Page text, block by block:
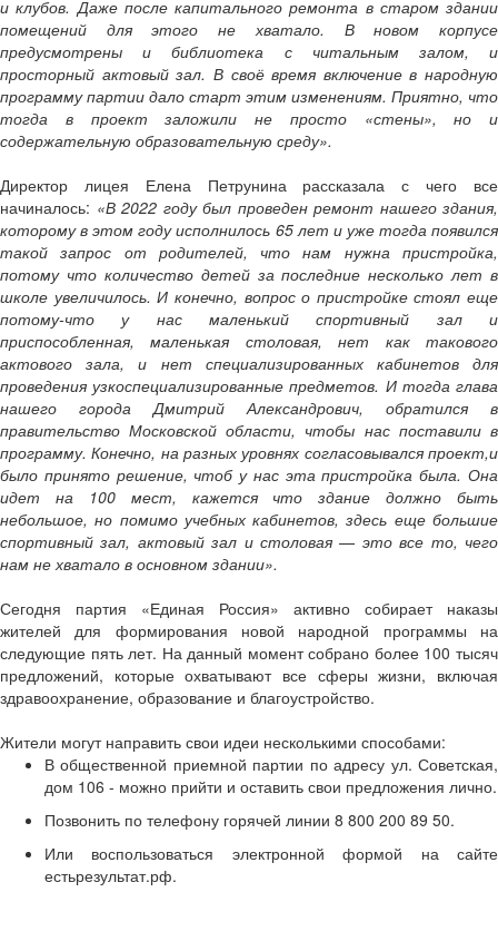
и клубов. Даже после капитального ремонта в старом здании
помещений для этого не хватало. В новом корпусе
предусмотрены и библиотека с читальным залом, и
просторный актовый зал. В своё время включение в народную
программу партии дало старт этим изменениям. Приятно, что
тогда в проект заложили не просто «стены», но и
содержательную образовательную среду».
Директор лицея Елена Петрунина рассказала с чего все
начиналось: «В 2022 году был проведен ремонт нашего здания,
которому в этом году исполнилось 65 лет и уже тогда появился
такой запрос от родителей, что нам нужна пристройка,
потому что количество детей за последние несколько лет в
школе увеличилось. И конечно, вопрос о пристройке стоял еще
потому-что у нас маленький спортивный зал и
приспособленная, маленькая столовая, нет как такового
актового зала, и нет специализированных кабинетов для
проведения узкоспециализированные предметов. И тогда глава
нашего города Дмитрий Александрович, обратился в
правительство Московской области, чтобы нас поставили в
программу. Конечно, на разных уровнях согласовывался проект,и
было принято решение, чтоб у нас эта пристройка была. Она
идет на 100 мест, кажется что здание должно быть
небольшое, но помимо учебных кабинетов, здесь еще большие
спортивный зал, актовый зал и столовая — это все то, чего
нам не хватало в основном здании».
Сегодня партия «Единая Россия» активно собирает наказы
жителей для формирования новой народной программы на
следующие пять лет. На данный момент собрано более 100 тысяч
предложений, которые охватывают все сферы жизни, включая
здравоохранение, образование и благоустройство.
Жители могут направить свои идеи несколькими способами:
В общественной приемной партии по адресу ул. Советская,
дом 106 - можно прийти и оставить свои предложения лично.
Позвонить по телефону горячей линии 8 800 200 89 50.
Или воспользоваться электронной формой на сайте
естьрезультат.рф.